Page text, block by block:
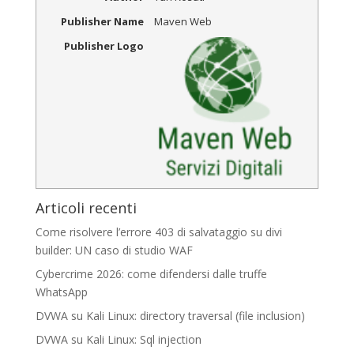
Publisher Name
Maven Web
Publisher Logo
Articoli recenti
Come risolvere l’errore 403 di salvataggio su divi
builder: UN caso di studio WAF
Cybercrime 2026: come difendersi dalle truffe
WhatsApp
DVWA su Kali Linux: directory traversal (file inclusion)
DVWA su Kali Linux: Sql injection